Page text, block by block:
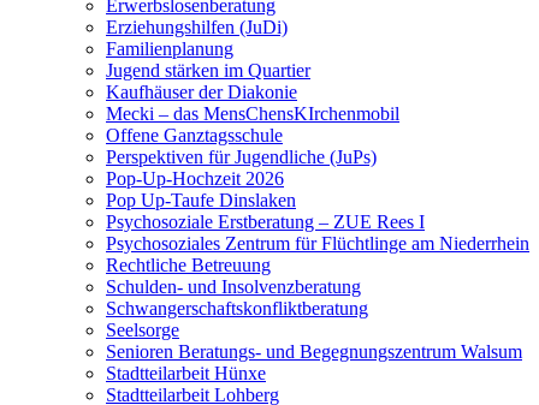
Erwerbslosenberatung
Erziehungshilfen (JuDi)
Familienplanung
Jugend stärken im Quartier
Kaufhäuser der Diakonie
Mecki – das MensChensKIrchenmobil
Offene Ganztagsschule
Perspektiven für Jugendliche (JuPs)
Pop-Up-Hochzeit 2026
Pop Up-Taufe Dinslaken
Psychosoziale Erstberatung – ZUE Rees I
Psychosoziales Zentrum für Flüchtlinge am Niederrhein
Rechtliche Betreuung
Schulden- und Insolvenzberatung
Schwangerschaftskonfliktberatung
Seelsorge
Senioren Beratungs- und Begegnungszentrum Walsum
Stadtteilarbeit Hünxe
Stadtteilarbeit Lohberg